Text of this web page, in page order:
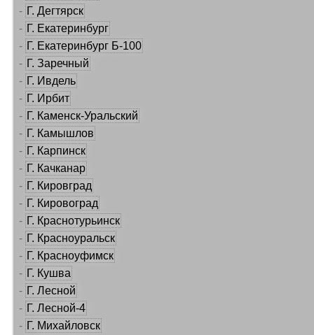
- Г. Дегтярск
- Г. Екатеринбург
- Г. Екатеринбург Б-100
- Г. Заречный
- Г. Ивдель
- Г. Ирбит
- Г. Каменск-Уральский
- Г. Камышлов
- Г. Карпинск
- Г. Качканар
- Г. Кировград
- Г. Кировоград
- Г. Краснотурьинск
- Г. Красноуральск
- Г. Красноуфимск
- Г. Кушва
- Г. Лесной
- Г. Лесной-4
- Г. Михайловск